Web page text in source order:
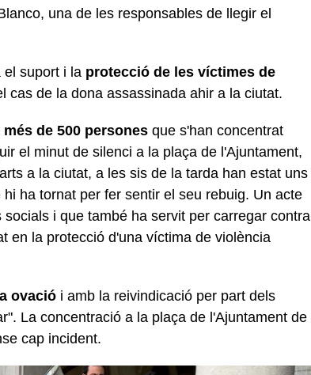
una de les responsables de llegir el
el suport i la protecció de les víctimes de
cas de la dona assassinada ahir a la ciutat.
més de 500 persones que s'han concentrat
el minut de silenci a la plaça de l'Ajuntament,
a la ciutat, a les sis de la tarda han estat uns
ha tornat per fer sentir el seu rebuig. Un acte
i que també ha servit per carregar contra
en la protecció d'una víctima de violència
ovació i amb la reivindicació per part dels
La concentració a la plaça de l'Ajuntament de
cap incident.